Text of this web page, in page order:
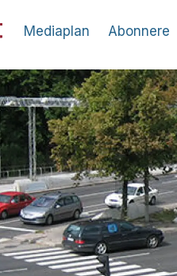
Mediaplan Abonnere